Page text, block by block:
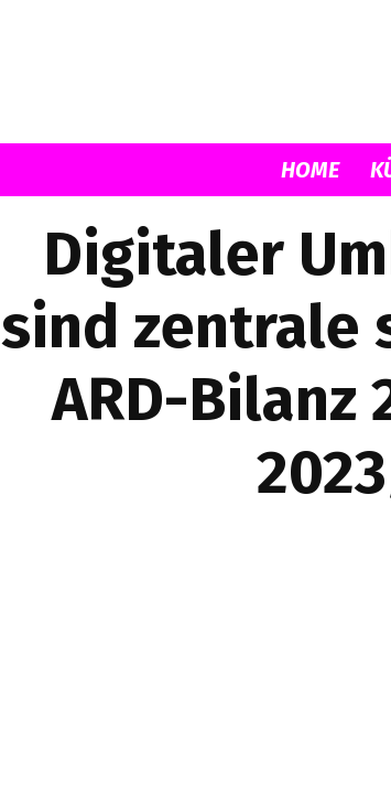
HOME
Digitaler
sind zentrale
ARD-Bilanz